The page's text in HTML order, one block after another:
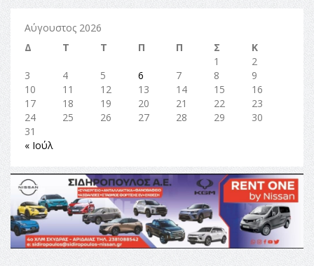
Αύγουστος 2026
Δ
Τ Τ Π Π Σ
Κ
1
2
3
4 5 6 7 8
9
10
11 12 13 14 15
16
17
18 19 20 21 22
23
24
25 26 27 28 29
30
31
« Ιούλ